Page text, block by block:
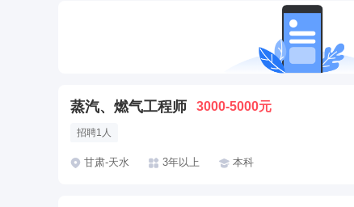
蒸汽、燃气工程师 3000-5000元
招聘1人
甘肃-天水 3年以上 本科